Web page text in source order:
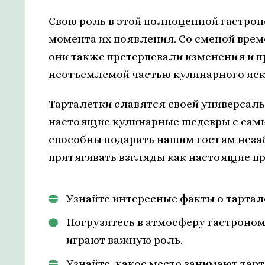
Свою роль в этой полноценной
момента их появления. Со сменой
они также претерпевали изменения и
неотъемлемой частью кулинарного
Тарталетки славятся своей
настоящие кулинарные шедевры с
способны подарить нашим гостям
притягивать взгляды как настоящие
Узнайте интересные факты о
Погрузитесь в атмосферу
играют важную роль.